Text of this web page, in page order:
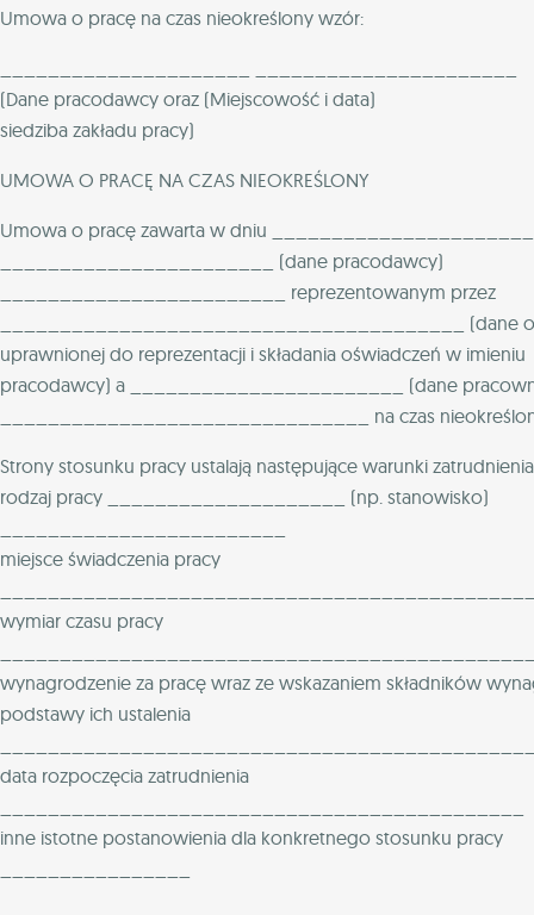
Umowa o pracę na czas nieokreślony wzór:
(Dane pracodawcy oraz (Miejscowość i data)
siedziba zakładu pracy)
UMOWA O PRACĘ NA CZAS NIEOKREŚLONY
Umowa o pracę zawarta w dniu
_______________________ (dane pracodawcy)
________________________ reprezentowanym przez
_______________________________________ (dane
uprawnionej do reprezentacji i składania oświadczeń w imieniu
pracodawcy) a _______________________ (dane
_______________________________ na czas
Strony stosunku pracy ustalają następujące warunki
rodzaj pracy ____________________ (np. stanowisko)
miejsce świadczenia pracy
wymiar czasu pracy
wynagrodzenie za pracę wraz ze wskazaniem składników
podstawy ich ustalenia
data rozpoczęcia zatrudnienia
inne istotne postanowienia dla konkretnego stosunku pracy